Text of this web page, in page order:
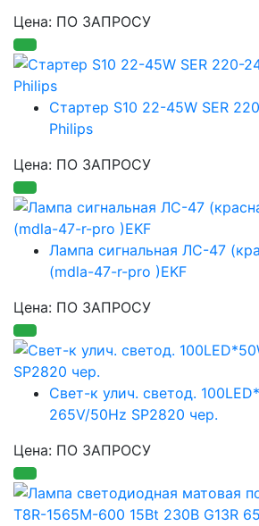
Цена: ПО ЗАПРОСУ
Стартер S10 22-45W SER
Philips
Цена: ПО ЗАПРОСУ
Лампа сигнальная ЛС-47
(mdla-47-r-pro )EKF
Цена: ПО ЗАПРОСУ
Свет-к улич. светод.
265V/50Hz SP2820 чер.
Цена: ПО ЗАПРОСУ